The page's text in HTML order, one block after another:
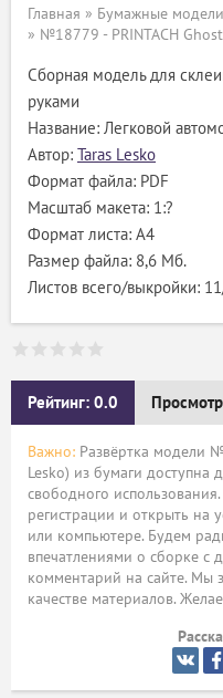
Главная » Бумажные модели
» №18779 - PRINTACH
Сборная модель для
руками
Название: Легковой
Автор: Taras Lesko
Формат файла: PDF
Масштаб макета: 1:?
Формат листа: А4
Размер файла: 8,6 Мб.
Листов всего/выкройки:
Рейтинг: 0.0
Важно: Развёртка модели
Lesko) из бумаги доступна
свободного
регистрации и открыть на
или компьютере. Будем
впечатлениями о сборке с
комментарий на сайте. Мы
качестве материалов.